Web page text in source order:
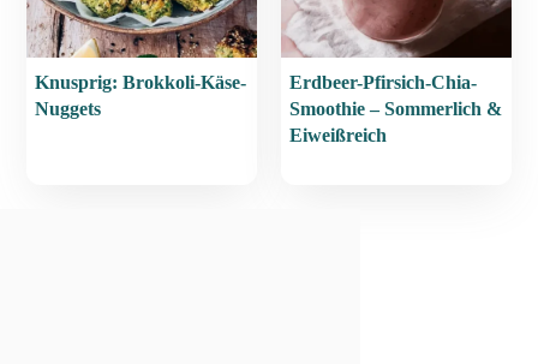
Knusprig: Brokkoli-Käse-
Nuggets
Erdbeer-Pfirsich-Chia-
Smoothie – Sommerlich &
Eiweißreich